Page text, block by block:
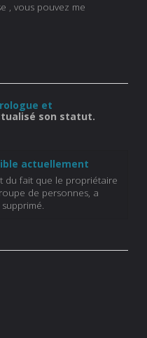
, vous pouvez me
et
son statut.
actuellement
du fait que le propriétaire
de personnes, a